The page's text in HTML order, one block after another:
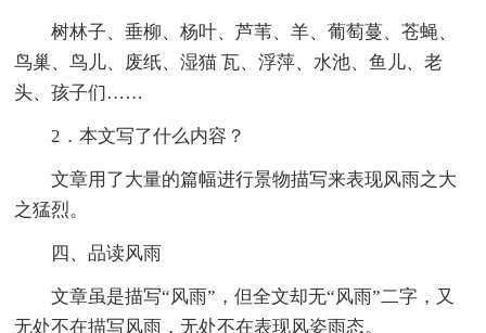
树林子、垂柳、杨叶、芦苇、羊、葡萄蔓、苍蝇、
鸟巢、鸟儿、废纸、湿猫 瓦、浮萍、水池、鱼儿、老
头、孩子们……
2．本文写了什么内容？
文章用了大量的篇幅进行景物描写来表现风雨之大
之猛烈。
四、品读风雨
文章虽是描写“风雨”，但全文却无“风雨”二字，又
无处不在描写风雨，无处不在表现风姿雨态。